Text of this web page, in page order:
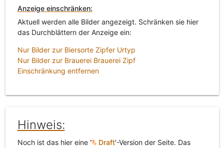
Anzeige einschränken:
Aktuell werden alle Bilder angezeigt. Schränken sie hier
das Durchblättern der Anzeige ein:
Nur Bilder zur Biersorte Zipfer Urtyp
Nur Bilder zur Brauerei Brauerei Zipf
Einschränkung entfernen
Hinweis:
Noch ist das hier eine ' Draft'-Version der Seite. Das